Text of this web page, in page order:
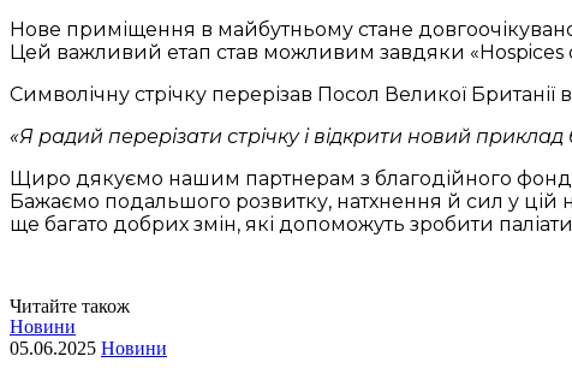
Нове приміщення в майбутньому стане
Цей важливий етап став можливим завдяки «Hospices
Символічну стрічку перерізав Посол Великої Британії
«Я радий перерізати стрічку і відкрити новий
Щиро дякуємо нашим партнерам з благодійного фонду
Бажаємо подальшого розвитку, натхнення й сил у цій
ще багато добрих змін, які допоможуть зробити
Читайте також
Новини
05.06.2025 Новини